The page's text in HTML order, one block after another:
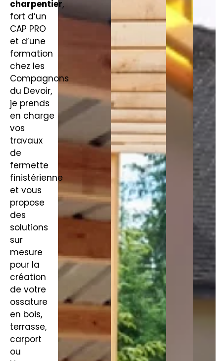
charpentier,
fort d’un
CAP PRO
et d’une
formation
chez les
Compagnons
du Devoir,
je prends
en charge
vos
travaux
de
fermette
finistérienne
et vous
propose
des
solutions
sur
mesure
pour la
création
de votre
ossature
en bois,
terrasse,
carport
ou